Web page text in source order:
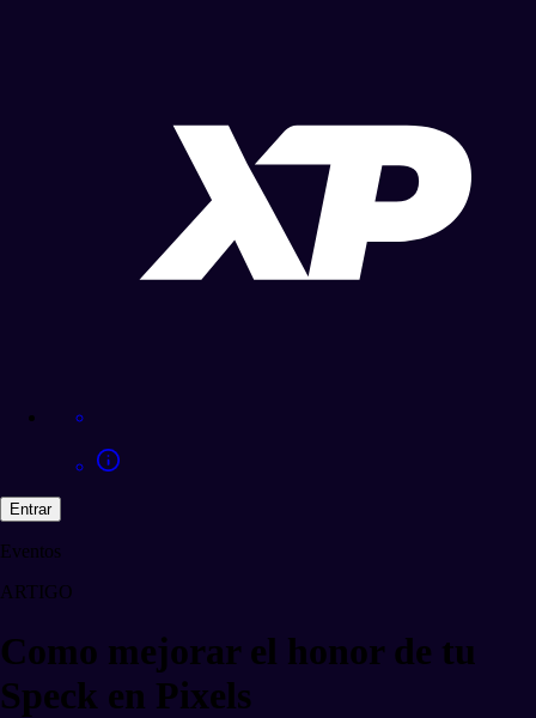
Entrar
Eventos
ARTIGO
Como mejorar el honor de tu
Speck en Pixels